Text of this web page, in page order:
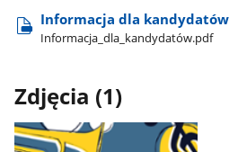
Informacja dla kandydatów
Informacja​_dla​_kandydatów.pdf
Zdjęcia (1)